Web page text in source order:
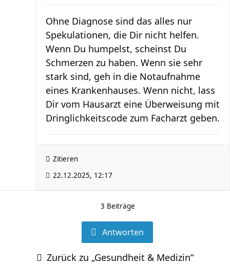
Ohne Diagnose sind das alles nur
Spekulationen, die Dir nicht helfen.
Wenn Du humpelst, scheinst Du
Schmerzen zu haben. Wenn sie sehr
stark sind, geh in die Notaufnahme
eines Krankenhauses. Wenn nicht, lass
Dir vom Hausarzt eine Überweisung mit
Dringlichkeitscode zum Facharzt geben.
Zitieren
22.12.2025, 12:17
3 Beiträge
Antworten
Zurück zu „Gesundheit & Medizin“